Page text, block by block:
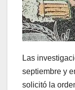
Las
septiembre y
solicitó la